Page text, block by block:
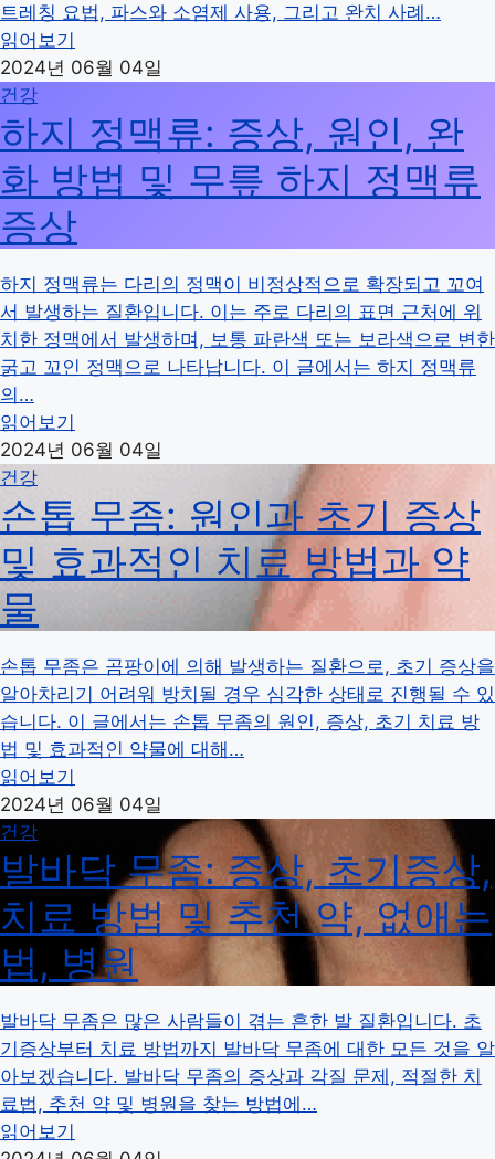
트레칭 요법, 파스와 소염제 사용, 그리고 완치 사례…
읽어보기
2024년 06월 04일
건강
하지 정맥류: 증상, 원인, 완
화 방법 및 무릎 하지 정맥류
증상
하지 정맥류는 다리의 정맥이 비정상적으로 확장되고 꼬여
서 발생하는 질환입니다. 이는 주로 다리의 표면 근처에 위
치한 정맥에서 발생하며, 보통 파란색 또는 보라색으로 변한
굵고 꼬인 정맥으로 나타납니다. 이 글에서는 하지 정맥류
의…
읽어보기
2024년 06월 04일
건강
손톱 무좀: 원인과 초기 증상
및 효과적인 치료 방법과 약
물
손톱 무좀은 곰팡이에 의해 발생하는 질환으로, 초기 증상을
알아차리기 어려워 방치될 경우 심각한 상태로 진행될 수 있
습니다. 이 글에서는 손톱 무좀의 원인, 증상, 초기 치료 방
법 및 효과적인 약물에 대해…
읽어보기
2024년 06월 04일
건강
발바닥 무좀: 증상, 초기증상,
치료 방법 및 추천 약, 없애는
법, 병원
발바닥 무좀은 많은 사람들이 겪는 흔한 발 질환입니다. 초
기증상부터 치료 방법까지 발바닥 무좀에 대한 모든 것을 알
아보겠습니다. 발바닥 무좀의 증상과 각질 문제, 적절한 치
료법, 추천 약 및 병원을 찾는 방법에…
읽어보기